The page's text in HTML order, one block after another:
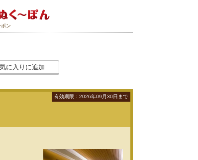
ン
に入りに追加
有効期限：2026年09月30日まで